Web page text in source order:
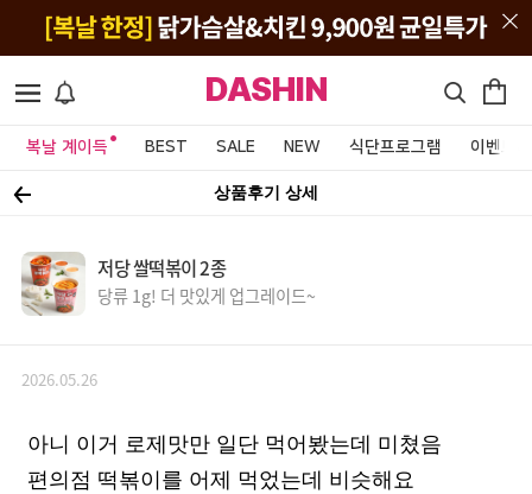
DASHIN
복날 계이득 BEST SALE NEW 식단프로그램 이벤트&
상품후기 상세
저당 쌀떡볶이 2종
당류 1g! 더 맛있게 업그레이드~
2026.05.26
아니 이거 로제맛만 일단 먹어봤는데 미쳤음
편의점 떡볶이를 어제 먹었는데 비슷해요